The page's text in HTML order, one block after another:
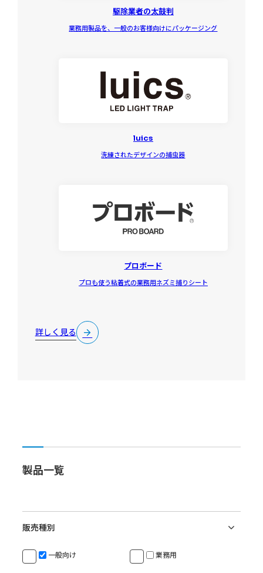
詳しく見る
駆除業者の太鼓判
業務用製品を、一般のお客様向けにパッケージング
luics
洗練されたデザインの捕虫器
プロボード
プロも使う粘着式の業務用ネズミ捕りシート
製品一覧
販売種別
一般向け 業務用